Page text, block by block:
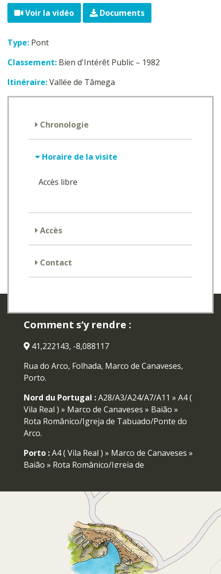
Voir la vidéo Documents
Type: Pont
Classement: Bien d'Intérêt Public – 1982
Itinéraire:Vallée de Tâmega
Chronologie
Horaire de la visite
Accès libre
Accès
Contact
Comment s’y rendre :
41,222143, -8,088117
Rua do Arco, Folhada, Marco de Canaveses,
Porto.
Nord du Portugal :A28/A3/A24/A7/A11 » A4 (
Vila Real ) » Marco de Canaveses » Baião »
Rota Românico/Igreja de Tabuado/Ponte do
Arco.
Porto :A4 ( Vila Real ) » Marco de Canaveses »
Baião » Rota Românico/Igreja de
Centre/Sud du Portugal :
V.N. Gaia ) » A41 CREP » A4 ( Vila Real ) » Marco
de Canaveses » Baião » Rota Românico/Igreja
de Tabuado/Ponte do Arco.
Marco de Canaveses :N211 Baião » Rota
Românico/Igreja de Tabuado/Ponte do Arco.